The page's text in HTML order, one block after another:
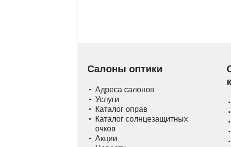
Салоны оптики
Адреса салонов
Услуги
Каталог оправ
Каталог солнцезащитных
очков
Акции